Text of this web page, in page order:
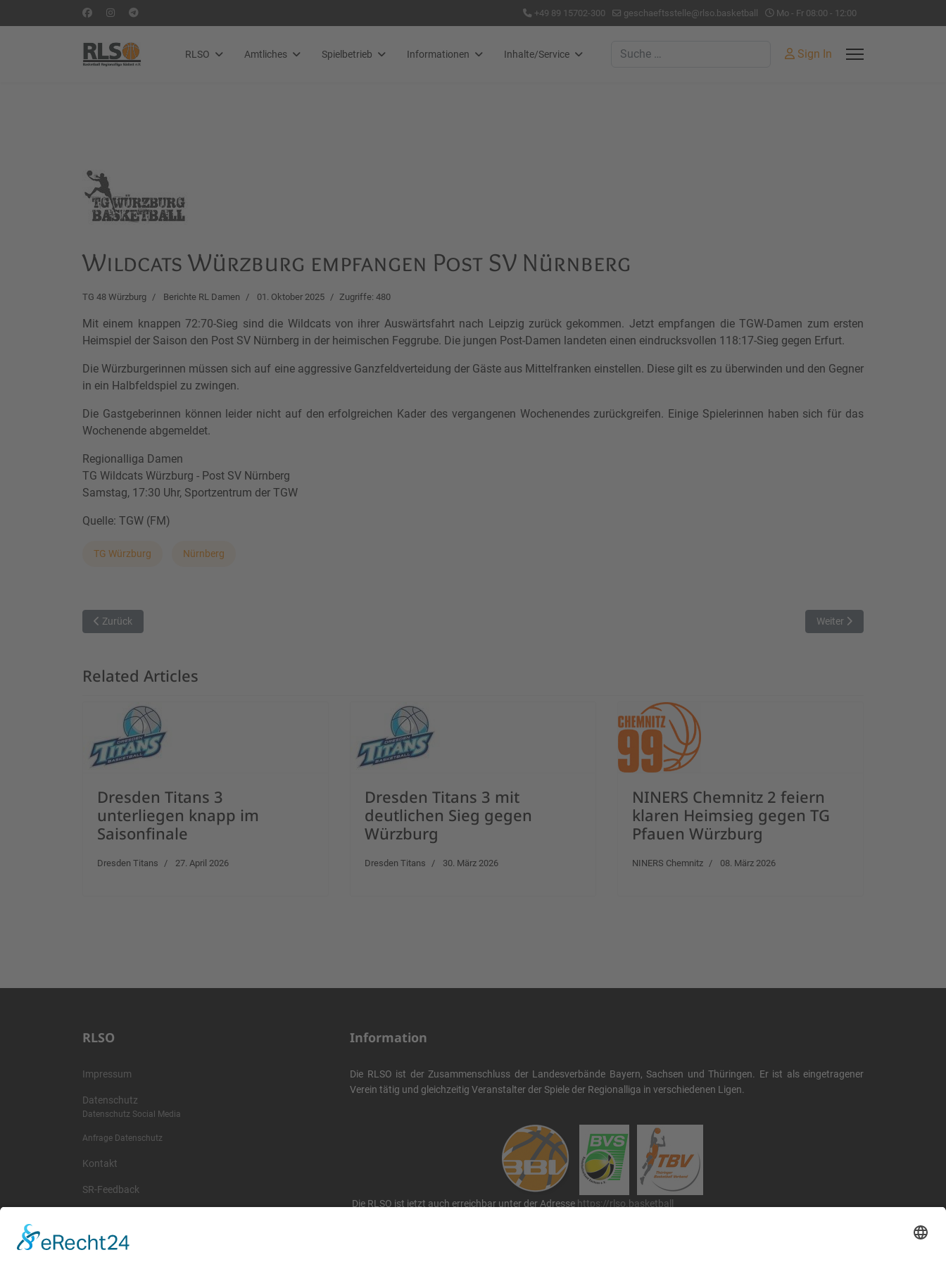
+49 89 15702-300 geschaeftsstelle@rlso.basketball Mo - Fr 08:00 - 12:00
RLSO Amtliches Spielbetrieb Informationen Inhalte/Service Suchen Sign In
Wildcats Würzburg empfangen Post SV Nürnberg
TG 48 Würzburg Berichte RL Damen 01. Oktober 2025 Zugriffe: 480
Mit einem knappen 72:70-Sieg sind die Wildcats von ihrer Auswärtsfahrt nach Leipzig zurück gekommen. Jetzt empfangen die TGW-Damen zum ersten
Heimspiel der Saison den Post SV Nürnberg in der heimischen Feggrube. Die jungen Post-Damen landeten einen eindrucksvollen 118:17-Sieg gegen Erfurt.
Die Würzburgerinnen müssen sich auf eine aggressive Ganzfeldverteidung der Gäste aus Mittelfranken einstellen. Diese gilt es zu überwinden und den Gegner
in ein Halbfeldspiel zu zwingen.
Die Gastgeberinnen können leider nicht auf den erfolgreichen Kader des vergangenen Wochenendes zurückgreifen. Einige Spielerinnen haben sich für das
Wochenende abgemeldet.
Regionalliga Damen
TG Wildcats Würzburg - Post SV Nürnberg
Samstag, 17:30 Uhr, Sportzentrum der TGW
Quelle: TGW (FM)
TG Würzburg Nürnberg
Vorheriger Beitrag: Premiere im Löwenkäfig: Erfurts Regionalliga-Damen geben Heimdebüt
Zurück Nächster Beitrag:
Weiter
Related Articles
Dresden Titans 3
unterliegen knapp im
Saisonfinale
Dresden Titans 27. April 2026
Dresden Titans 3 mit
deutlichen Sieg gegen
Würzburg
Dresden Titans 30. März 2026
NINERS Chemnitz 2 feiern
klaren Heimsieg gegen TG
Pfauen Würzburg
NINERS Chemnitz 08. März 2026
RLSO
Impressum
Datenschutz
Datenschutz Social Media
Anfrage Datenschutz
Kontakt
SR-Feedback
Information
Die RLSO ist der Zusammenschluss der Landesverbände Bayern, Sachsen und Thüringen. Er ist als eingetragener
Verein tätig und gleichzeitig Veranstalter der Spiele der Regionalliga in verschiedenen Ligen.
Die RLSO ist jetzt auch erreichbar unter der Adresse https://rlso.basketball